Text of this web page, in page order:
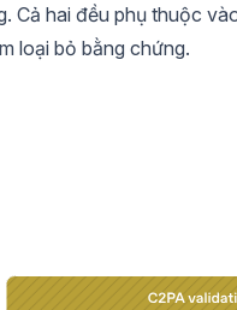
Cả hai đều phụ thuộc
loại bỏ bằng chứng.